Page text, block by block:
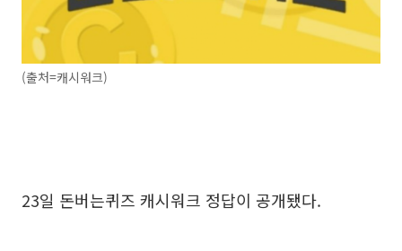
(출처=캐시워크)
23일 돈버는퀴즈 캐시워크 정답이 공개됐다.